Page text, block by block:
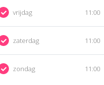
vrijdag 11:00
zaterdag 11:00
zondag 11:00